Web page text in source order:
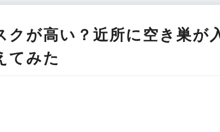
クが高い？近所に空き巣が
てみた